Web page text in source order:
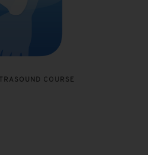
COURSE